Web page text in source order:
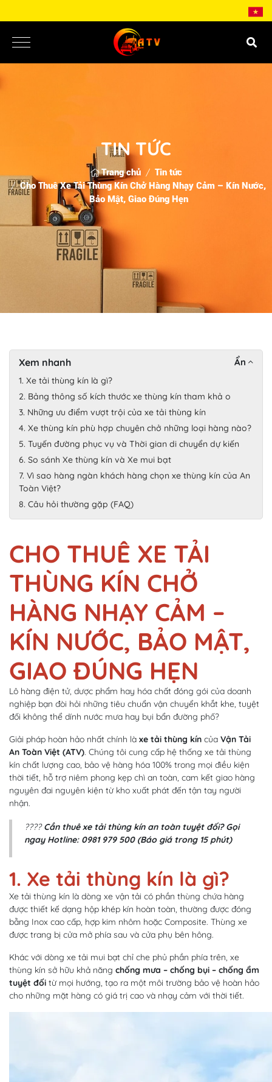
TIN TỨC
Trang chủ
Tin tức
Cho Thuê Xe Tải Thùng Kín Chở Hàng Nhạy Cảm – Kín Nước,
Bảo Mật, Giao Đúng Hẹn
Xem nhanh Ẩn
1. Xe tải thùng kín là gì?
2. Bảng thông số kích thước xe thùng kín tham khả o
3. Những ưu điểm vượt trội của xe tải thùng kín
4. Xe thùng kín phù hợp chuyên chở những loại hàng nào?
5. Tuyến đường phục vụ và Thời gian di chuyển dự kiến
6. So sánh Xe thùng kín và Xe mui bạt
7. Vì sao hàng ngàn khách hàng chọn xe thùng kín của An
Toàn Việt?
8. Câu hỏi thường gặp (FAQ)
CHO THUÊ XE TẢI
THÙNG KÍN CHỞ
HÀNG NHẠY CẢM –
KÍN NƯỚC, BẢO MẬT,
GIAO ĐÚNG HẸN
Lô hàng điện tử, dược phẩm hay hóa chất đóng gói của doanh
nghiệp bạn đòi hỏi những tiêu chuẩn vận chuyển khắt khe, tuyệt
đối không thể dính nước mưa hay bụi bẩn đường phố?
Giải pháp hoàn hảo nhất chính là xe tải thùng kín của Vận Tải
An Toàn Việt (ATV). Chúng tôi cung cấp hệ thống xe tải thùng
kín chất lượng cao, bảo vệ hàng hóa 100% trong mọi điều kiện
thời tiết, hỗ trợ niêm phong kẹp chì an toàn, cam kết giao hàng
nguyên đai nguyên kiện từ kho xuất phát đến tận tay người
nhận.
????Cần thuê xe tải thùng kín an toàn tuyệt đối? Gọi
ngay Hotline: 0981 979 500 (Báo giá trong 15 phút)
1. Xe tải thùng kín là gì?
Xe tải thùng kín là dòng xe vận tải có phần thùng chứa hàng
được thiết kế dạng hộp khép kín hoàn toàn, thường được đóng
bằng Inox cao cấp, hợp kim nhôm hoặc Composite. Thùng xe
được trang bị cửa mở phía sau và cửa phụ bên hông.
Khác với dòng xe tải mui bạt chỉ che phủ phần phía trên, xe
thùng kín sở hữu khả năng chống mưa – chống bụi – chống ẩm
tuyệt đối từ mọi hướng, tạo ra một môi trường bảo vệ hoàn hảo
cho những mặt hàng có giá trị cao và nhạy cảm với thời tiết.